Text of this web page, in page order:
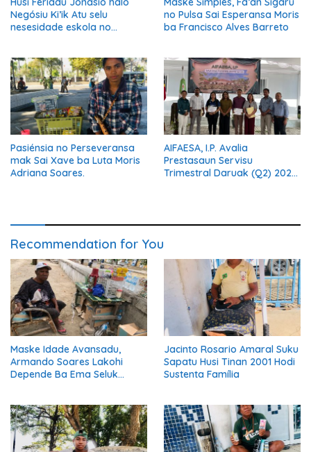
Negósiu Ki’ik Atu selu
nesesidade eskola no
no Pulsa Sai Esperansa Moris
ba Francisco Alves Barreto
Pasiénsia no Perseveransa
mak Sai Xave ba Luta Moris
Adriana Soares.
AIFAESA, I.P. Avalia
Prestasaun Servisu
Trimestral Daruak (Q2) 2026
Recommendation for You
Maske Idade Avansadu,
Armando Soares Lakohi
Depende Ba Ema Seluk
Jacinto Rosario Amaral Suku
Sapatu Husi Tinan 2001 Hodi
Sustenta Família